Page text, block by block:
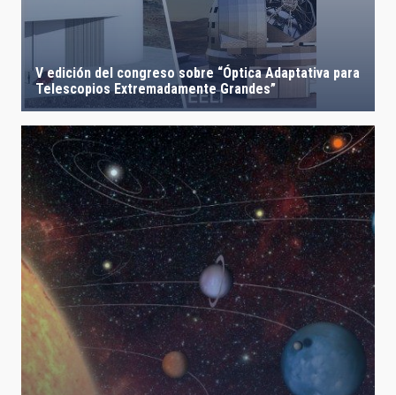
V edición del congreso sobre “Óptica Adaptativa para
Telescopios Extremadamente Grandes”